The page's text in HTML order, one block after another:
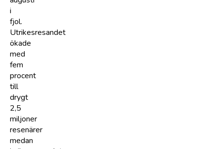
i
fjol.
Utrikesresandet
ökade
med
fem
procent
till
drygt
2,5
miljoner
resenärer
medan